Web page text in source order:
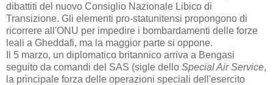
dibattiti del nuovo Consiglio Nazionale Libico di
Transizione. Gli elementi pro-statunitensi propongono di
ricorrere all'ONU per impedire i bombardamenti delle forze
leali a Gheddafi, ma la maggior parte si oppone.
Il 5 marzo, un diplomatico britannico arriva a Bengasi
seguito da comandi del SAS (sigle dello Special Air Service,
la principale forza delle operazioni speciali dell'esercito